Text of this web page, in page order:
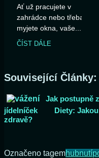
Ať už pracujete v
zahrádce nebo třeba
myjete okna, vaše...
ČÍST DÁLE
Související Články:
Jak postupně
jídelníček
Diety:
zdravě?
Označeno tagemhubnutí